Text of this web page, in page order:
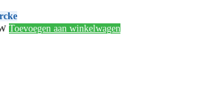
Toevoegen aan winkelwagen